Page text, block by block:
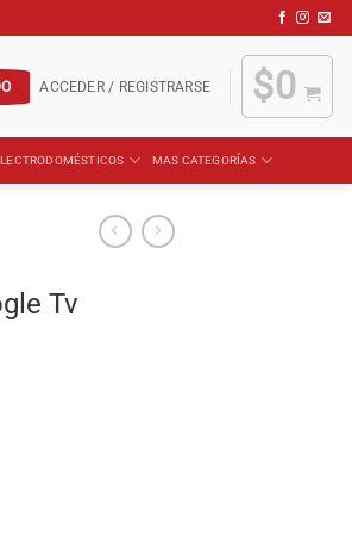
ACCEDER / REGISTRARSE $0
MAS CATEGORÍAS
Tv